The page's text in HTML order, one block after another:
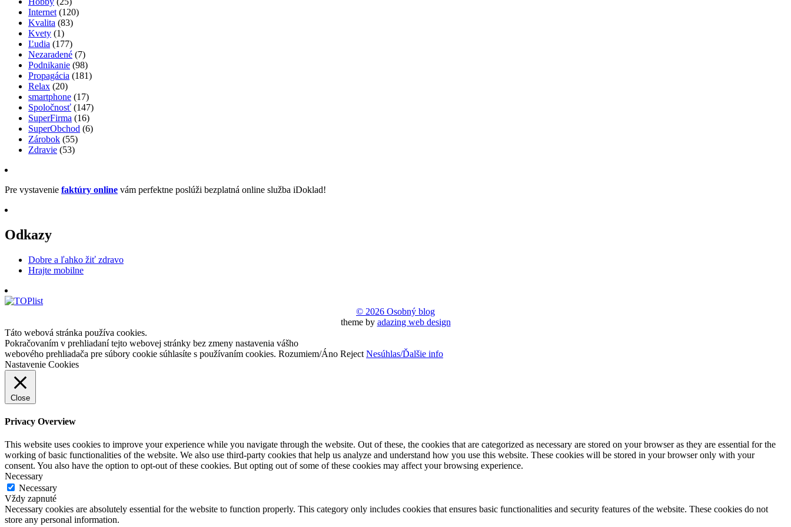
Internet (120)
Kvalita (83)
Kvety (1)
Ľudia (177)
Nezaradené (7)
Podnikanie (98)
Propagácia (181)
Relax (20)
smartphone (17)
Spoločnosť (147)
SuperFirma (16)
SuperObchod (6)
Zárobok (55)
Zdravie (53)
Pre vystavenie faktúry online vám perfektne poslúži bezplatná online služba iDoklad!
Odkazy
Dobre a ľahko žiť zdravo
Hrajte mobilne
© 2026 Osobný blog
theme by adazing web design
Táto webová stránka používa cookies.
Pokračovaním v prehliadaní tejto webovej stránky bez zmeny nastavenia vášho
webového prehliadača pre súbory cookie súhlasíte s používaním cookies. Rozumiem/Áno Reject Nesúhlas/Ďalšie info
Nastavenie Cookies
Close
Privacy Overview
This website uses cookies to improve your experience while you navigate through the website. Out of these, the cookies that are categorized as necessary are stored on your browser as they are essential for the
working of basic functionalities of the website. We also use third-party cookies that help us analyze and understand how you use this website. These cookies will be stored in your browser only with your
consent. You also have the option to opt-out of these cookies. But opting out of some of these cookies may affect your browsing experience.
Necessary
Necessary
Vždy zapnuté
Necessary cookies are absolutely essential for the website to function properly. This category only includes cookies that ensures basic functionalities and security features of the website. These cookies do not
store any personal information.